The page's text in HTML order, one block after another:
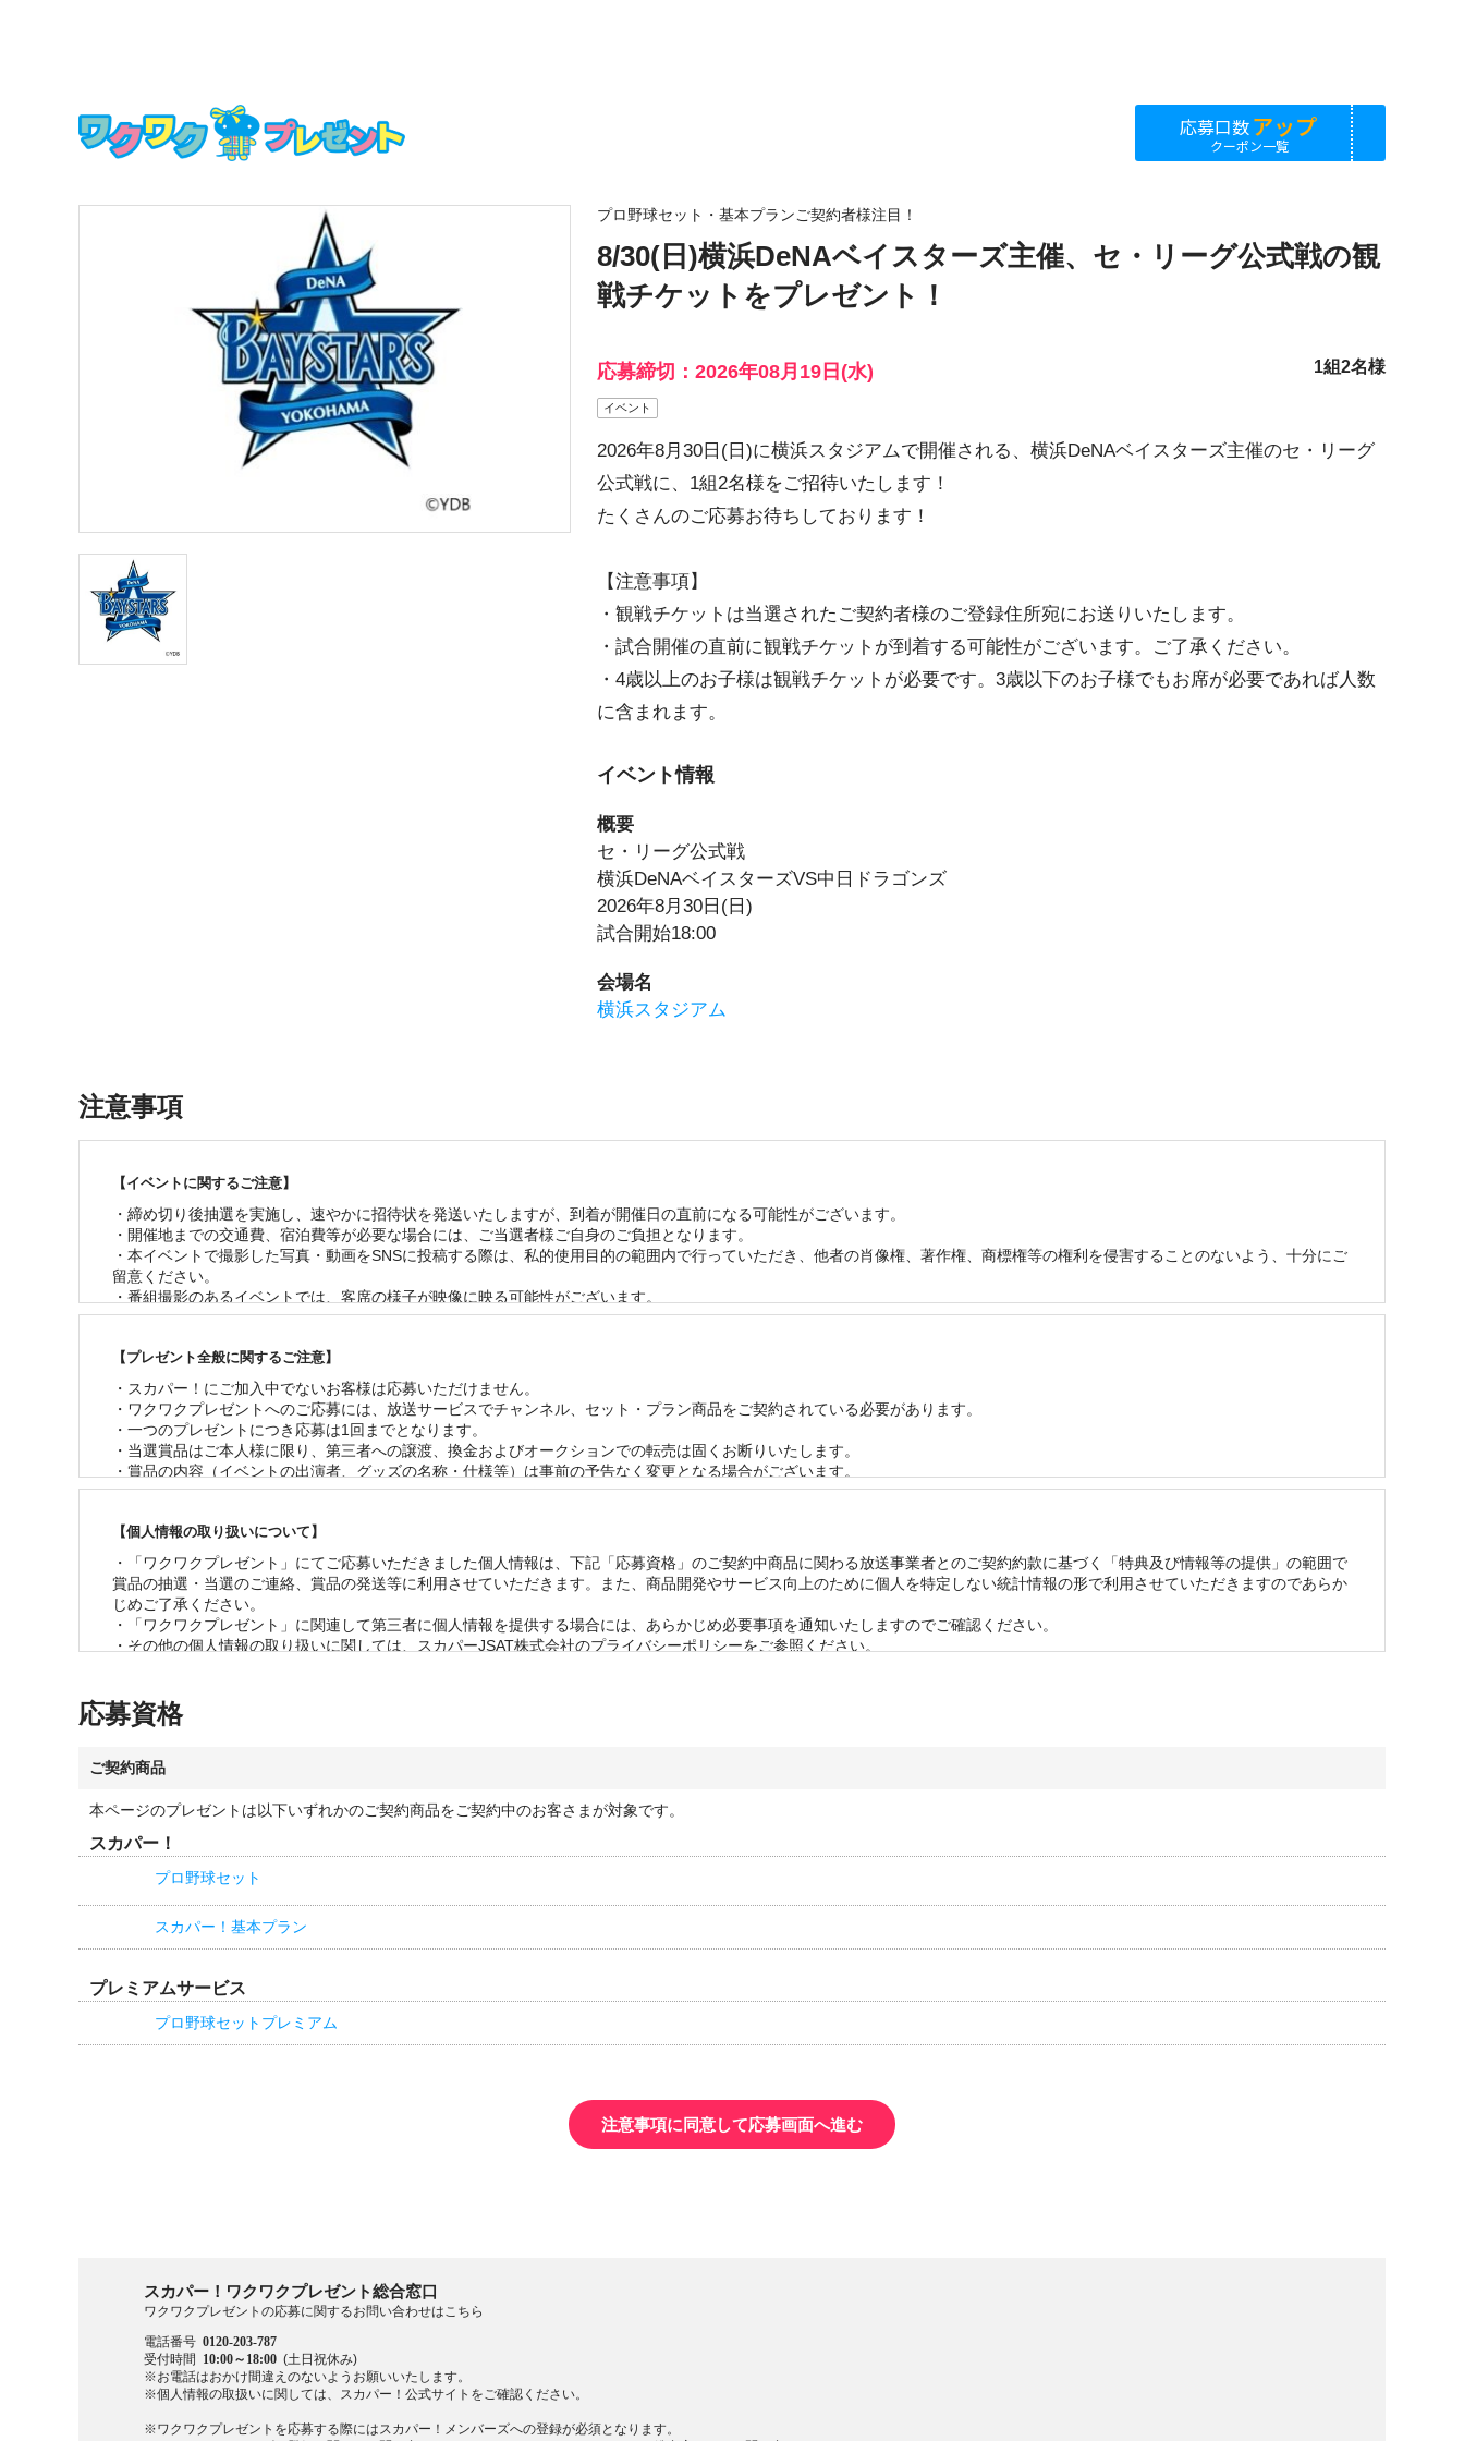
応募口数アップ
クーポン一覧
プロ野球セット・基本プランご契約者様注目！
8/30(日)横浜DeNAベイスターズ主催、セ・リーグ公式戦の観
戦チケットをプレゼント！
応募締切：2026年08月19日(水) 1組2名様
イベント
2026年8月30日(日)に横浜スタジアムで開催される、横浜DeNAベイスターズ主催のセ・リーグ
公式戦に、1組2名様をご招待いたします！
たくさんのご応募お待ちしております！
【注意事項】
・観戦チケットは当選されたご契約者様のご登録住所宛にお送りいたします。
・試合開催の直前に観戦チケットが到着する可能性がございます。ご了承ください。
・4歳以上のお子様は観戦チケットが必要です。3歳以下のお子様でもお席が必要であれば人数
に含まれます。
イベント情報
概要
セ・リーグ公式戦
横浜DeNAベイスターズVS中日ドラゴンズ
2026年8月30日(日)
試合開始18:00
会場名
横浜スタジアム
注意事項
【イベントに関するご注意】
・締め切り後抽選を実施し、速やかに招待状を発送いたしますが、到着が開催日の直前になる可能性がございます。
・開催地までの交通費、宿泊費等が必要な場合には、ご当選者様ご自身のご負担となります。
・本イベントで撮影した写真・動画をSNSに投稿する際は、私的使用目的の範囲内で行っていただき、他者の肖像権、著作権、商標権等の権利を侵害することのないよう、十分にご
留意ください。
・番組撮影のあるイベントでは、客席の様子が映像に映る可能性がございます。
・やむを得ない事情が発生した場合、予告なく内容の変更またはイベントを中止する場合がございます。
・新型コロナウイルス感染拡大防止の取り組みに関しましては、主催者・イベント会場等の方針に従っていただきますようお願いいたします。
【プレゼント全般に関するご注意】
・スカパー！にご加入中でないお客様は応募いただけません。
・ワクワクプレゼントへのご応募には、放送サービスでチャンネル、セット・プラン商品をご契約されている必要があります。
・一つのプレゼントにつき応募は1回までとなります。
・当選賞品はご本人様に限り、第三者への譲渡、換金およびオークションでの転売は固くお断りいたします。
・賞品の内容（イベントの出演者、グッズの名称・仕様等）は事前の予告なく変更となる場合がございます。
・お客様の当選機会均等のため、一度当選されたお客様は2ヶ月以内の再当選はできませんのであらかじめご了承ください。
・応募状況、および当落に関するお問い合わせは一切ご回答できかねます。
・賞品の管理には万全を期しておりますが、配送を伴う賞品において万が一破損・不良があった場合、同じ賞品をご提供できない可能性がございます。予めご容赦ください。
【個人情報の取り扱いについて】
・「ワクワクプレゼント」にてご応募いただきました個人情報は、下記「応募資格」のご契約中商品に関わる放送事業者とのご契約約款に基づく「特典及び情報等の提供」の範囲で
賞品の抽選・当選のご連絡、賞品の発送等に利用させていただきます。また、商品開発やサービス向上のために個人を特定しない統計情報の形で利用させていただきますのであらか
じめご了承ください。
・「ワクワクプレゼント」に関連して第三者に個人情報を提供する場合には、あらかじめ必要事項を通知いたしますのでご確認ください。
・その他の個人情報の取り扱いに関しては、スカパーJSAT株式会社のプライバシーポリシーをご参照ください。
応募資格
ご契約商品
本ページのプレゼントは以下いずれかのご契約商品をご契約中のお客さまが対象です。
スカパー！
プロ野球セット
スカパー！基本プラン
プレミアムサービス
プロ野球セットプレミアム
注意事項に同意して応募画面へ進む
スカパー！ワクワクプレゼント総合窓口
ワクワクプレゼントの応募に関するお問い合わせはこちら
電話番号 0120-203-787
受付時間 10:00～18:00 (土日祝休み)
※お電話はおかけ間違えのないようお願いいたします。
※個人情報の取扱いに関しては、スカパー！公式サイトをご確認ください。
※ワクワクプレゼントを応募する際にはスカパー！メンバーズへの登録が必須となります。